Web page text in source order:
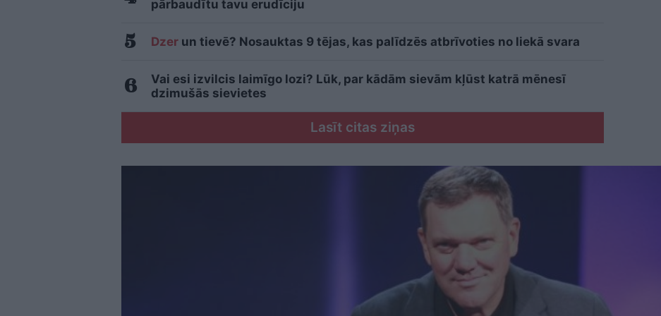
pārbaudītu tavu erudīciju
Dzer un tievē? Nosauktas 9 tējas, kas palīdzēs atbrīvoties no liekā svara
Vai esi izvilcis laimīgo lozi? Lūk, par kādām sievām kļūst katrā mēnesī
dzimušās sievietes
Lasīt citas ziņas